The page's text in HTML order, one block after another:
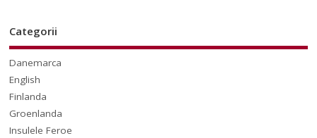
Categorii
Danemarca
English
Finlanda
Groenlanda
Insulele Feroe